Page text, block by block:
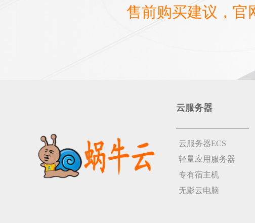
售前购买建议，官
云服务器
云服务器ECS
轻量应用服务器
专有宿主机
无影云电脑